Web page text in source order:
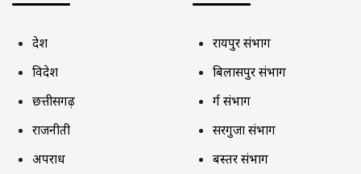
देश
विदेश
छत्तीसगढ़
राजनीती
अपराध
रायपुर संभाग
बिलासपुर संभाग
दुर्ग संभाग
सरगुजा संभाग
बस्तर संभाग